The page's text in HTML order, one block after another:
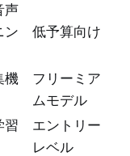
声
ン
低予算向け
機
フリーミア
ムモデル
習
エントリー
レベル